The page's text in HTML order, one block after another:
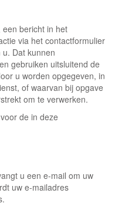
een bericht in het
via het contactformulier
Dat kunnen
gebruiken uitsluitend de
u worden opgegeven, in
of waarvan bij opgave
om te verwerken.
de in deze
u een e-mail om uw
uw e-mailadres